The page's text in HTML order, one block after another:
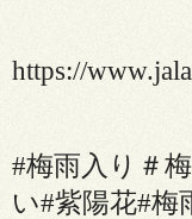
https://
#梅雨入り＃
い#紫陽花#梅